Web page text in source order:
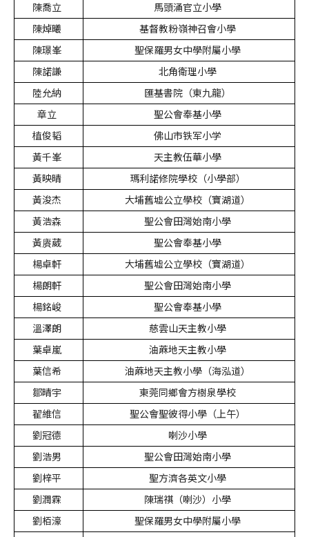
陳喬立
馬頭涌官立小學
陳焯曦
基督教粉嶺神召會小學
陳璟峯
聖保羅男女中學附屬小學
陳諾謙
北角衛理小學
陸允納
匯基書院（東九龍）
章立
聖公會奉基小學
植俊韬
佛山市铁军小学
黃千峯
天主教伍華小學
黃映晴
瑪利諾修院學校（小學部）
黃浚杰
大埔舊墟公立學校（寶湖道）
黃浩森
聖公會田灣始南小學
黃賡葳
聖公會奉基小學
楊卓軒
大埔舊墟公立學校（寶湖道）
楊朗軒
聖公會田灣始南小學
楊銘峻
聖公會奉基小學
溫澤朗
慈雲山天主教小學
葉卓嵐
油蔴地天主教小學
葉信希
油蔴地天主教小學（海泓道）
鄒晴宇
東莞同鄉會方樹泉學校
翟維信
聖公會聖彼得小學（上午）
劉冠德
喇沙小學
劉浩男
聖公會田灣始南小學
劉梓平
聖方濟各英文小學
劉潤霖
陳瑞祺（喇沙）小學
劉栢濠
聖保羅男女中學附屬小學